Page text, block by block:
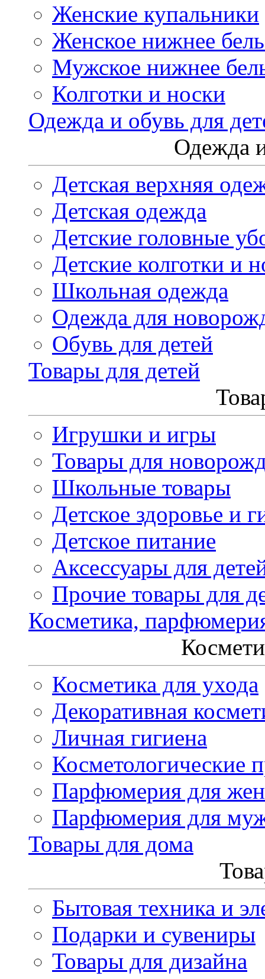
Женские купальники
Женское нижнее
Мужское нижнее
Колготки и носки
Одежда и обувь для
Одежда
Детская верхняя
Детская одежда
Детские головные
Детские колготки и
Школьная одежда
Одежда для
Обувь для детей
Товары для детей
Игрушки и игры
Товары для
Школьные товары
Детское здоровье и
Детское питание
Аксессуары для
Прочие товары для
Косметика,
Косметика для ухода
Декоративная
Личная гигиена
Косметологические
Парфюмерия для
Парфюмерия для
Товары для дома
Бытовая техника и
Подарки и сувениры
Товары для дизайна